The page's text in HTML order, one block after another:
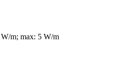
m; max: 5 W/m